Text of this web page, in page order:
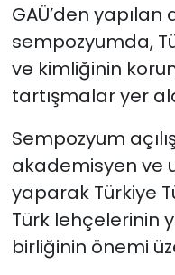
GAÜ’den
sempozyumda,
ve kimliğinin
tartışmalar yer
Sempozyum
akademisyen ve
yaparak Türkiye
Türk lehçelerinin
birliğinin önemi